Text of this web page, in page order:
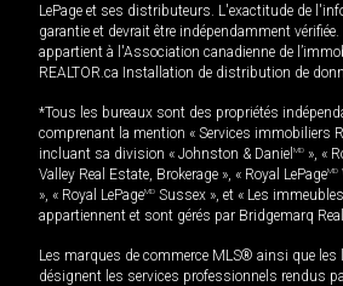
LePage et ses distributeurs. L'exactitude de
garantie et devrait être indépendamment
appartient à l'Association canadienne de
REALTOR.ca Installation de distribution de
*Tous les bureaux sont des propriétés
comprenant la mention « Services immobiliers
incluant sa division « Johnston & Daniel MD », «
Valley Real Estate, Brokerage », « Royal LePageMD
», « Royal LePageMD Sussex », et « Les
appartiennent et sont gérés par Bridgemarq
Les marques de commerce MLS® ainsi que
désignent les services professionnels rendus